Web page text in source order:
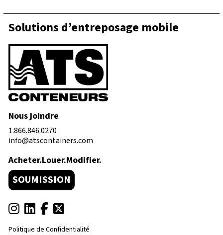
Solutions d’entreposage mobile
Nous joindre
1.866.846.0270
info@atscontainers.com
Acheter.Louer.Modifier.
SOUMISSION
Politique de Confidentialité